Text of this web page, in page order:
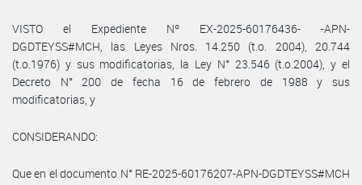
VISTO el Expediente Nº EX-2025-60176436- -APN-
DGDTEYSS#MCH, las Leyes Nros. 14.250 (t.o. 2004), 20.744
(t.o.1976) y sus modificatorias, la Ley N° 23.546 (t.o.2004), y el
Decreto N° 200 de fecha 16 de febrero de 1988 y sus
modificatorias, y
CONSIDERANDO:
Que en el documento N° RE-2025-60176207-APN-DGDTEYSS#MCH